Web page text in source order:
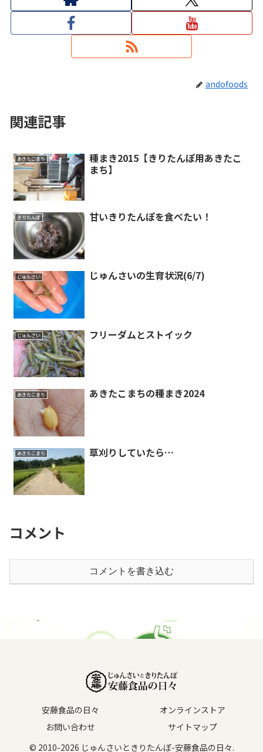
andofoods
関連記事
あきたこまち
種まき2015【きりたんぽ用あきたこ
まち】
きりたんぽ 甘いきりたんぽを食べたい！
じゅんさい じゅんさいの生育状況(6/7)
じゅんさい フリーダムとストイック
あきたこまち あきたこまちの種まき2024
あきたこまち 草刈りしていたら…
コメント
コメントを書き込む
安藤食品の日々
オンラインストア
お問い合わせ
サイトマップ
© 2010-2026 じゅんさいときりたんぽ-安藤食品の日々.